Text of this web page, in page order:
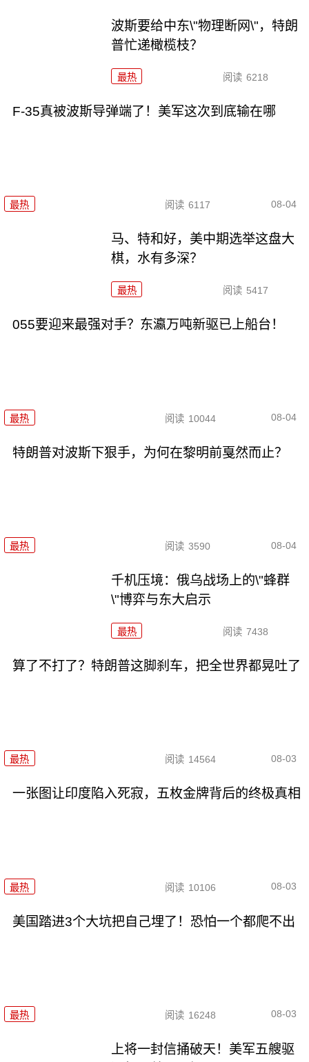
波斯要给中东\"物理断网\"，特朗
普忙递橄榄枝？
最热 阅读 6218
F-35真被波斯导弹端了！美军这次到底输在哪
最热 阅读 6117 08-04
马、特和好，美中期选举这盘大
棋，水有多深？
最热 阅读 5417
055要迎来最强对手？东瀛万吨新驱已上船台！
最热 阅读 10044 08-04
特朗普对波斯下狠手，为何在黎明前戛然而止？
最热 阅读 3590 08-04
千机压境：俄乌战场上的\"蜂群
\"博弈与东大启示
最热 阅读 7438
算了不打了？特朗普这脚刹车，把全世界都晃吐了
最热 阅读 14564 08-03
一张图让印度陷入死寂，五枚金牌背后的终极真相
最热 阅读 10106 08-03
美国踏进3个大坑把自己埋了！恐怕一个都爬不出
最热 阅读 16248 08-03
上将一封信捅破天！美军五艘驱